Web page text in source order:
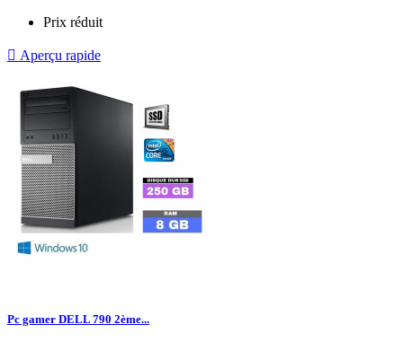
Prix réduit
 Aperçu rapide
Pc gamer DELL 790 2ème...